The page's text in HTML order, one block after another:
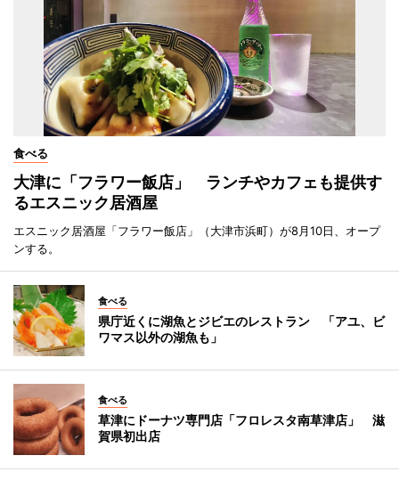
食べる
大津に「フラワー飯店」 ランチやカフェも提供す
るエスニック居酒屋
エスニック居酒屋「フラワー飯店」（大津市浜町）が8月10日、オープ
ンする。
食べる
県庁近くに湖魚とジビエのレストラン 「アユ、ビ
ワマス以外の湖魚も」
食べる
草津にドーナツ専門店「フロレスタ南草津店」 滋
賀県初出店